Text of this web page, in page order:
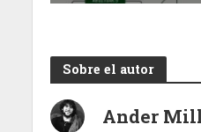
Sobre el autor
Ander